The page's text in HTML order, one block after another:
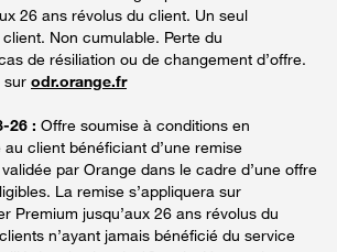
26 ans révolus du client. Un seul
Non cumulable. Perte du
de résiliation ou de changement d’offre.
sur odr.orange.fr
26 : Offre soumise à conditions en
client bénéficiant d’une remise
par Orange dans le cadre d’une offre
La remise s’appliquera sur
Premium jusqu’aux 26 ans révolus du
n’ayant jamais bénéficié du service